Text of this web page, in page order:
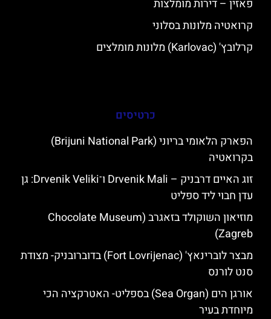
פאזין – דירות מומלצות
קרואטיה מלונות בסלוני
קרלובץ' (Karlovac) מלונות מומלצים
כרטיסים
הפארק הלאומי בריוני (Brijuni National Park)
בקרואטיה
זוג האיים דרבניק – Drvenik Mali ו־Drvenik Veliki: גן
עדן חבוי ליד ספליט
מוזיאון השוקולד בזאגרב (Chocolate Museum
Zagreb)
מבצר לוברינאץ' (Fort Lovrijenac) בדוברובניק- מצודת
סנט לורנס
אורגן הים (Sea Organ) בספליט- האטרקציה הכי
מיוחדת בעיר